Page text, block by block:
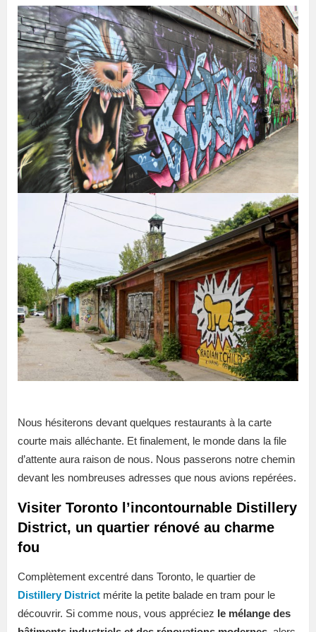
Nous hésiterons devant quelques restaurants à la carte
courte mais alléchante. Et finalement, le monde dans la file
d’attente aura raison de nous. Nous passerons notre chemin
devant les nombreuses adresses que nous avions repérées.
Visiter Toronto l’incontournable Distillery
District, un quartier rénové au charme
fou
Complètement excentré dans Toronto, le quartier de
Distillery District mérite la petite balade en tram pour le
découvrir. Si comme nous, vous appréciez le mélange des